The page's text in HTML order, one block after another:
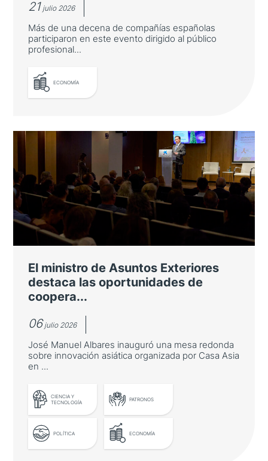
21 julio 2026
Más de una decena de compañías españolas
participaron en este evento dirigido al público
profesional...
ECONOMÍA
ICEX celebra en Tokio una nueva
edición de Spain Shoes &
Accesories
Más de una decena de compañías españolas
participaron en este evento dirigido al
público profesional del país asiático
El ministro de Asuntos Exteriores
destaca las oportunidades de
coopera...
06 julio 2026
José Manuel Albares inauguró una mesa redonda
sobre innovación asiática organizada por Casa Asia
en ...
CIENCIA Y
TECNOLOGÍA
PATRONOS
POLÍTICA ECONOMÍA